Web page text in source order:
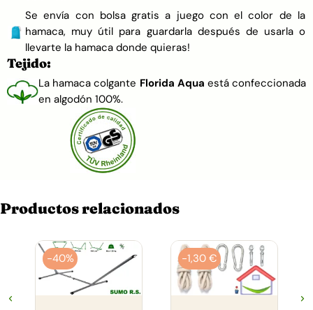
Se envía con bolsa gratis a juego con el color de la
hamaca, muy útil para guardarla después de usarla o
llevarte la hamaca donde quieras!
Tejido:
La hamaca colgante Florida Aqua está confeccionada
en algodón 100%.
Productos relacionados
-40% -1,30 €